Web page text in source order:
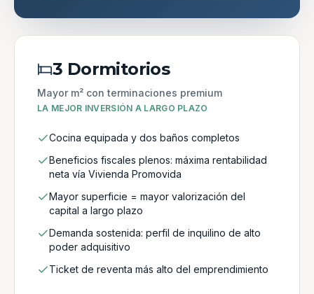
3 Dormitorios
Mayor m² con terminaciones premium
LA MEJOR INVERSIÓN A LARGO PLAZO
Cocina equipada y dos baños completos
Beneficios fiscales plenos: máxima rentabilidad
neta vía Vivienda Promovida
Mayor superficie = mayor valorización del
capital a largo plazo
Demanda sostenida: perfil de inquilino de alto
poder adquisitivo
Ticket de reventa más alto del emprendimiento